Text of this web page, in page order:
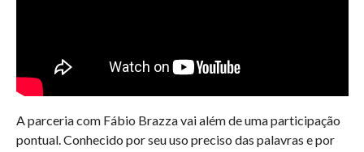
A parceria com Fábio Brazza vai além de uma participação
pontual. Conhecido por seu uso preciso das palavras e por